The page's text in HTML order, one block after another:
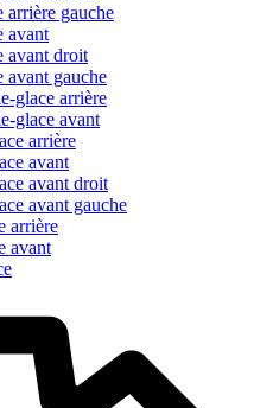
arrière gauche
avant
avant droit
avant gauche
glace arrière
glace avant
arrière
avant
avant droit
avant gauche
arrière
avant